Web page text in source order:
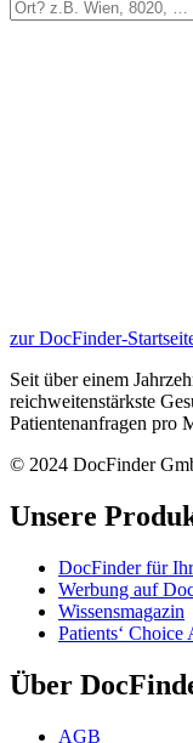
zur DocFinder-
Seit über einem
reichweitenstärkste
Patientenanfragen pro
© 2024 DocFinder
Unsere
DocFinder für
Werbung auf
Wissensmagazin
Patients‘ Choice
Über
AGB